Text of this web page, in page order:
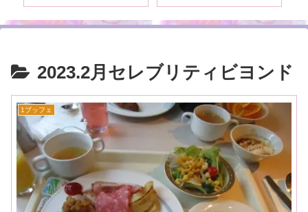
2023.2月セレブリティビヨンド
1ブッフェ